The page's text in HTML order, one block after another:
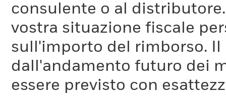
consulente o al
vostra situazione fiscale
sull'importo del rimborso.
dall'andamento futuro dei
essere previsto con